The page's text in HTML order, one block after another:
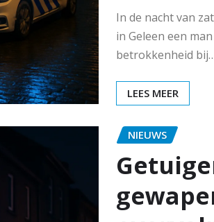
In de nacht van
in Geleen een
betrokkenheid
LEES MEER
NIEUWS